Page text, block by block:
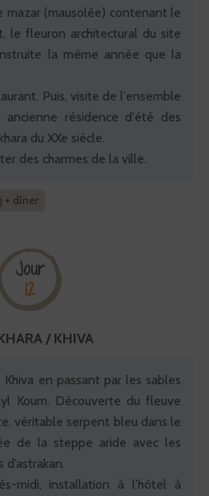
mazar (mausolée) contenant le
le fleuron architectural du site
la même année que la
Puis, visite de l'ensemble
ancienne résidence d'été des
du XXe siècle.
des charmes de la ville.
+ dîner
Jour
12
/ KHIVA
en passant par les sables
Koum. Découverte du fleuve
véritable serpent bleu dans le
de la steppe aride avec les
midi, installation à l’hôtel à